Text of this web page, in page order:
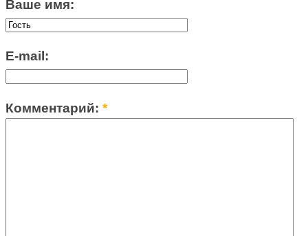
Ваше имя:
E-mail:
Комментарий:*